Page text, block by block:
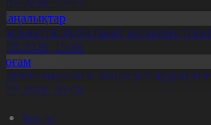
17:15
білім грант иегерлері
19:46
партиясы кандидаттардың
20:08
Басты